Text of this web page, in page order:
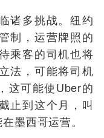
诸多挑战。纽约
制，运营牌照的
乘客的司机也将
法，可能将司机
这可能使Uber的
止到这个月，叫
墨西哥运营。